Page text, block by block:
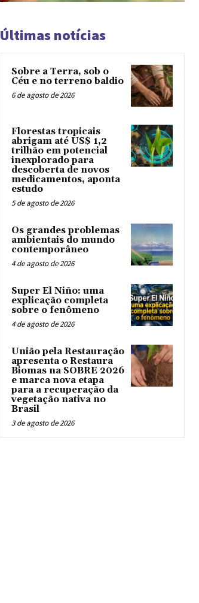
Últimas notícias
Sobre a Terra, sob o
Céu e no terreno baldio
6 de agosto de 2026
Florestas tropicais
abrigam até US$ 1,2
trilhão em potencial
inexplorado para
descoberta de novos
medicamentos, aponta
estudo
5 de agosto de 2026
Os grandes problemas
ambientais do mundo
contemporâneo
4 de agosto de 2026
Super El Niño: uma
explicação completa
sobre o fenômeno
4 de agosto de 2026
União pela Restauração
apresenta o Restaura
Biomas na SOBRE 2026
e marca nova etapa
para a recuperação da
vegetação nativa no
Brasil
3 de agosto de 2026